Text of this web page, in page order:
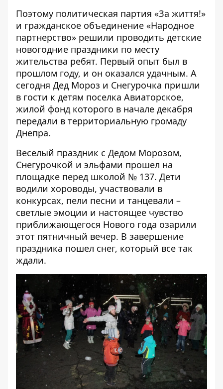
Поэтому политическая партия «За життя!»
и гражданское объединение «Народное
партнерство» решили проводить детские
новогодние праздники по месту
жительства ребят. Первый опыт был в
прошлом году, и он оказался удачным. А
сегодня Дед Мороз и Снегурочка пришли
в гости к детям поселка Авиаторское,
жилой фонд которого в начале декабря
передали в территориальную громаду
Днепра.
Веселый праздник с Дедом Морозом,
Снегурочкой и эльфами прошел на
площадке перед школой № 137. Дети
водили хороводы, участвовали в
конкурсах, пели песни и танцевали –
светлые эмоции и настоящее чувство
приближающегося Нового года озарили
этот пятничный вечер. В завершение
праздника пошел снег, который все так
ждали.